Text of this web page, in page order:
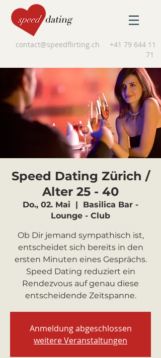
contact@speedflirting.ch
+41 79 644 11
71
Speed Dating Zürich /
Alter 25 - 40
Do., 02. Mai
  |
Basilica Bar -
Lounge - Club
Ob Dir jemand sympathisch ist,
entscheidet sich bereits in den
ersten Minuten eines Gesprächs.
Speed Dating reduziert ein
Rendezvous auf genau diese
entscheidende Zeitspanne.
Anmeldung abgeschlossen
weitere Veranstaltungen